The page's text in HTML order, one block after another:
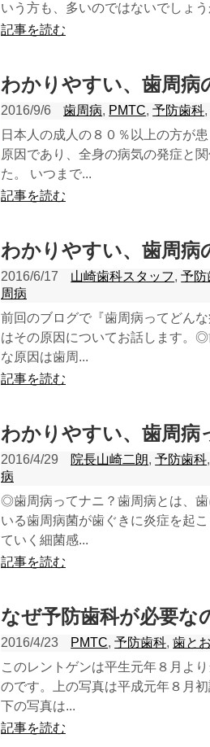
いう方も、多いのではないでしょ
記事を読む
わかりやすい、歯周病
2016/9/6 歯周病, PMTC,予防歯科
日本人の成人の８０％以上の方が
原因であり、全身の病気の発症と
た。 いつまで...
記事を読む
わかりやすい、歯周病
2016/6/17 山崎歯科スタッフ,予防
周病
前回のブログで『歯周病ってどん
はその原因についてお話します。
な原因は歯周...
記事を読む
わかりやすい、歯周病
2016/4/29 院長山崎二朗,予防歯科
病
◎歯周病ってナニ？歯周病とは、
いる歯周病菌が歯ぐきに炎症を起
ていく細菌感...
記事を読む
なぜ予防歯科が必要な
2016/4/23 PMTC,予防歯科,歯と
このレントゲンは平生元年８月よ
のです。上の写真は平成元年８月
下の写真は...
記事を読む